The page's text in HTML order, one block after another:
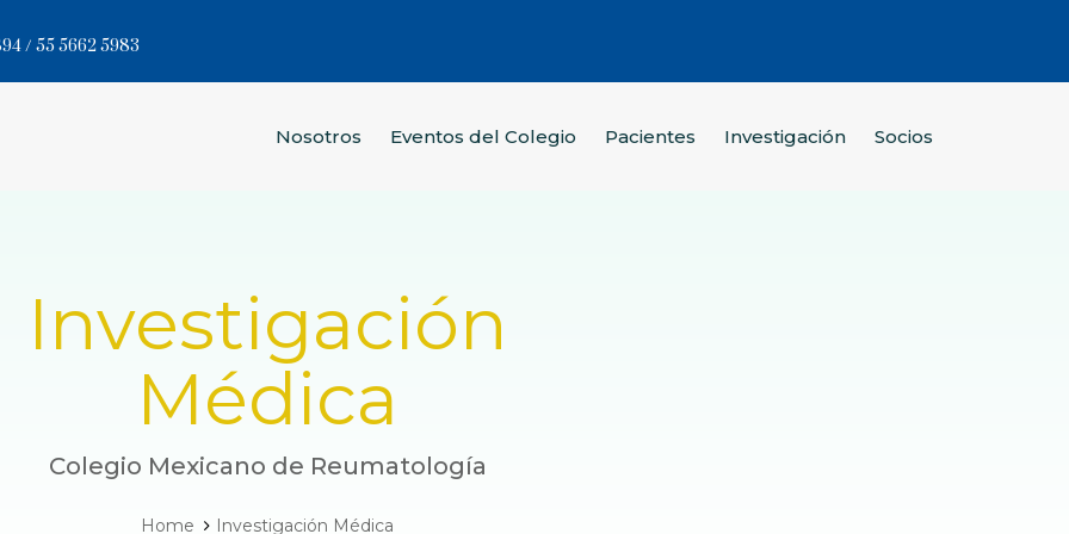
/ 55 5662 5983
Nosotros Eventos del Colegio Pacientes Investigación Socios
Investigación
Médica
Colegio Mexicano de Reumatología
Home Investigación Médica